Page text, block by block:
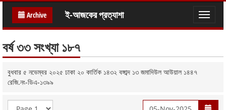
Archive
Toggle
ই-আজকের প্রত্যাশা
বর্ষ ৩৩ সংখ্যা ১৮৭
বুধবার ৫ নভেম্বর ২০২৫ ঢাকা ২০ কার্তিক ১৪৩২ বঙ্গাব্দ ১৩ জমাদিউল আউয়াল ১৪৪৭
রেজি.নং-ডিএ-১৩৯৯